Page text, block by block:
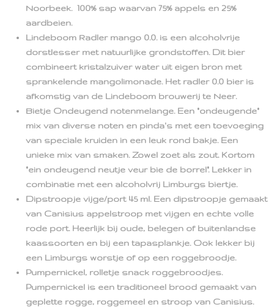
Noorbeek. 100% sap waarvan 75% appels en 25%
aardbeien.
Lindeboom Radler mango 0.0. is een alcoholvrije
dorstlesser met natuurlijke grondstoffen. Dit bier
combineert kristalzuiver water uit eigen bron met
sprankelende mangolimonade. Het radler 0.0 bier is
afkomstig van de Lindeboom brouwerij te Neer.
Bietje Ondeugend notenmelange. Een "ondeugende"
mix van diverse noten en pinda's met een toevoeging
van speciale kruiden in een leuk rond bakje. Een
unieke mix van smaken. Zowel zoet als zout. Kortom
"ein ondeugend neutje veur bie de borrel". Lekker in
combinatie met een alcoholvrij Limburgs biertje.
Dipstroopje vijge/port 45 ml. Een dipstroopje gemaakt
van Canisius appelstroop met vijgen en echte volle
rode port. Heerlijk bij oude, belegen of buitenlandse
kaassoorten en bij een tapasplankje. Ook lekker bij
een Limburgs worstje of op een roggebroodje.
Pumpernickel, rolletje snack roggebroodjes.
Pumpernickel is een traditioneel brood gemaakt van
geplette rogge, roggemeel en stroop van Canisius.